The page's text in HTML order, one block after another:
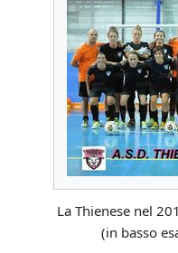
La Thienese nel
(in basso